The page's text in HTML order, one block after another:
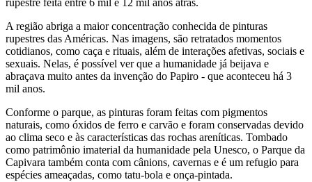
rupestre feita entre 6 mil e 12 mil anos atrás.
A região abriga a maior concentração conhecida de pinturas
rupestres das Américas. Nas imagens, são retratados momentos
cotidianos, como caça e rituais, além de interações afetivas, sociais e
sexuais. Nelas, é possível ver que a humanidade já beijava e
abraçava muito antes da invenção do Papiro - que aconteceu há 3
mil anos.
Conforme o parque, as pinturas foram feitas com pigmentos
naturais, como óxidos de ferro e carvão e foram conservadas devido
ao clima seco e às características das rochas areníticas. Tombado
como patrimônio imaterial da humanidade pela Unesco, o Parque da
Capivara também conta com cânions, cavernas e é um refugio para
espécies ameaçadas, como tatu-bola e onça-pintada.